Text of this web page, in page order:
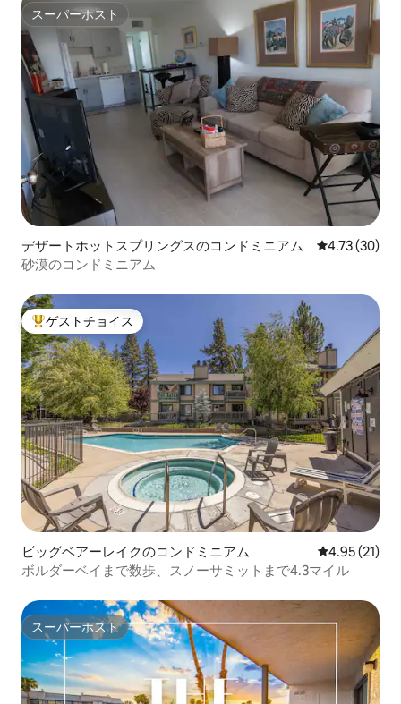
スーパーホスト
スーパーホスト
デザートホットスプリングスのコンドミニアム レビュー30
4.73 (30)
砂漠のコンドミニアム
大好評のゲストチョイスです。
ゲストチョイス
ビッグベアーレイクのコンドミニアム レビュー21
4.95 (21)
ボルダーベイまで数歩、スノーサミットまで4.3マイル
スーパーホスト
スーパーホスト